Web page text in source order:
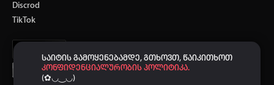
საიტის გამოყენებამდე, გთხოვთ, წაიკითხოთ
კონფიდენციალურობის პოლიტიკა.
(✿◡‿◡)
Discrod
TikTok